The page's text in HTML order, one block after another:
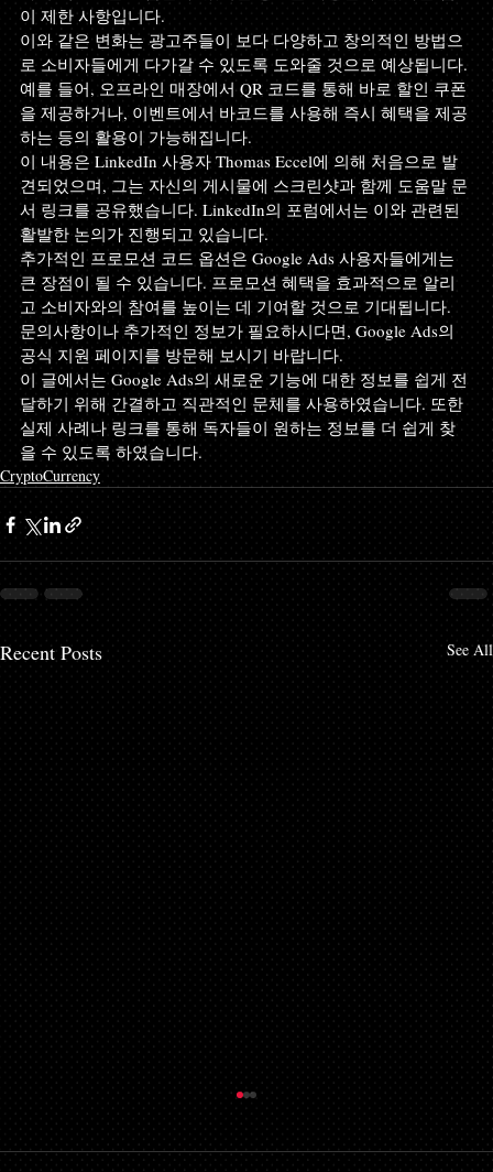
이 제한 사항입니다.
이와 같은 변화는 광고주들이 보다 다양하고 창의적인 방법으
로 소비자들에게 다가갈 수 있도록 도와줄 것으로 예상됩니다.
예를 들어, 오프라인 매장에서 QR 코드를 통해 바로 할인 쿠폰
을 제공하거나, 이벤트에서 바코드를 사용해 즉시 혜택을 제공
하는 등의 활용이 가능해집니다.
이 내용은 LinkedIn 사용자 Thomas Eccel에 의해 처음으로 발
견되었으며, 그는 자신의 게시물에 스크린샷과 함께 도움말 문
서 링크를 공유했습니다. LinkedIn의 포럼에서는 이와 관련된
활발한 논의가 진행되고 있습니다.
추가적인 프로모션 코드 옵션은 Google Ads 사용자들에게는
큰 장점이 될 수 있습니다. 프로모션 혜택을 효과적으로 알리
고 소비자와의 참여를 높이는 데 기여할 것으로 기대됩니다.
문의사항이나 추가적인 정보가 필요하시다면, Google Ads의
공식 지원 페이지를 방문해 보시기 바랍니다.
이 글에서는 Google Ads의 새로운 기능에 대한 정보를 쉽게 전
달하기 위해 간결하고 직관적인 문체를 사용하였습니다. 또한
실제 사례나 링크를 통해 독자들이 원하는 정보를 더 쉽게 찾
을 수 있도록 하였습니다.
CryptoCurrency
Recent Posts See All